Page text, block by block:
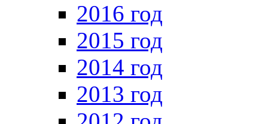
2016 год
2015 год
2014 год
2013 год